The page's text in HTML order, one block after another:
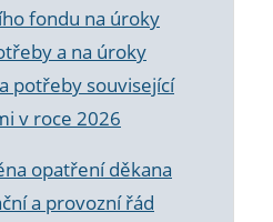
fondu na úroky
a na úroky
potřeby související
v roce 2026
opatření děkana
a provozní řád